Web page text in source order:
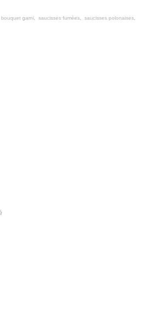
bouquet garni saucisses fumées saucisses polonaises